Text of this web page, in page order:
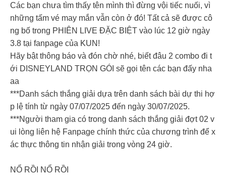
Các bạn chưa tìm thấy tên mình thì đừng vội tiếc nuối, vì
những tấm vé may mắn vẫn còn ở đó! Tất cả sẽ được cô
ng bố trong PHIÊN LIVE ĐẶC BIỆT vào lúc 12 giờ ngày
3.8 tại fanpage của KUN!
Hãy bật thông báo và đón chờ nhé, biết đâu 2 combo đi t
ới DISNEYLAND TRỌN GÓI sẽ gọi tên các bạn đấy nha
aa
***Danh sách thắng giải dựa trên danh sách bài dự thi hợ
p lệ tính từ ngày 07/07/2025 đến ngày 30/07/2025.
***Người tham gia có trong danh sách thắng giải đợt 02 v
ui lòng liên hệ Fanpage chính thức của chương trình để x
ác thực thông tin nhận giải trong vòng 24 giờ.
NỔ RỒI NỔ RỒI